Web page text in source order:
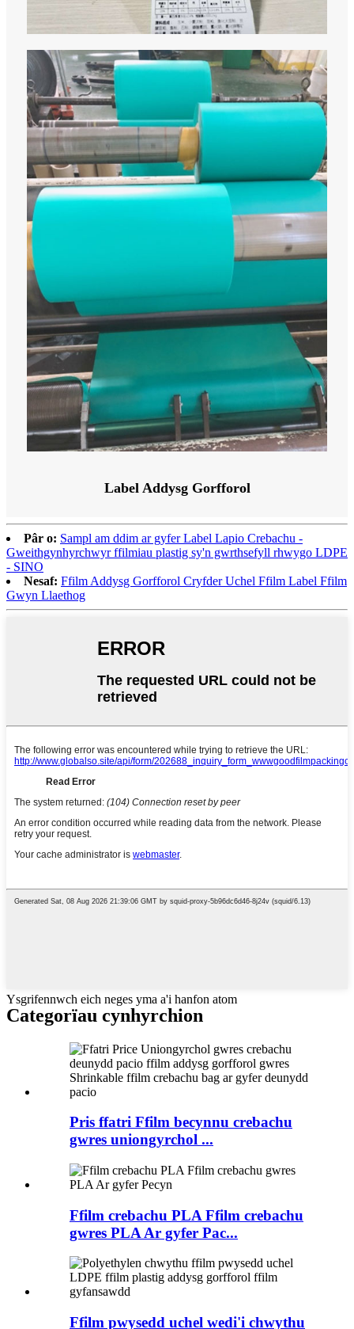
Label Addysg Gorfforol
Pâr o: Sampl am ddim ar gyfer Label Lapio Crebachu -
Gweithgynhyrchwyr ffilmiau plastig sy'n gwrthsefyll rhwygo LDPE
- SINO
Nesaf: Ffilm Addysg Gorfforol Cryfder Uchel Ffilm Label Ffilm
Gwyn Llaethog
Ysgrifennwch eich neges yma a'i hanfon atom
Categorïau cynhyrchion
Pris ffatri Ffilm becynnu crebachu
gwres uniongyrchol ...
Ffilm crebachu PLA Ffilm crebachu
gwres PLA Ar gyfer Pac...
Ffilm pwysedd uchel wedi'i chwythu